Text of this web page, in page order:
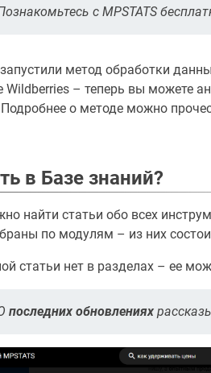
с MPSTATS
метод обработки
Wildberries – теперь вы можете
о методе можно
в Базе знаний?
найти статьи обо всех
по модулям – из них
статьи нет в разделах – ее
последних обновлениях